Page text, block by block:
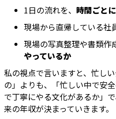
1日の流れを、 時間ごと
現場から直帰している社
現場の写真整理や書類作
やっているか
私の視点で言いますと、忙し
の」よりも、「忙しい中で安
で丁寧にやる文化があるか」
来の年収が決まっていきます。